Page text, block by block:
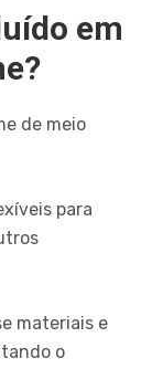
em
de meio
para
materiais e
o